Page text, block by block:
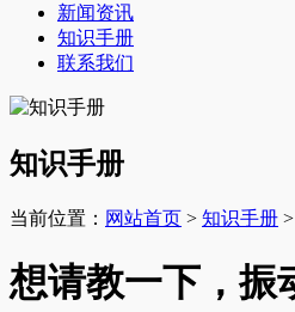
新闻资讯
知识手册
联系我们
知识手册
当前位置： 网站首页 > 知识手册
想请教一下，振